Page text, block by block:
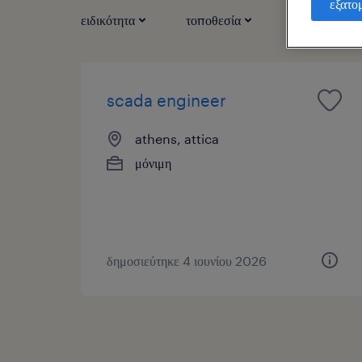
ειδικότητα τοποθεσία τύπος
scada engineer
athens, attica
μόνιμη
δημοσιεύτηκε 4 ιουνίου 2026